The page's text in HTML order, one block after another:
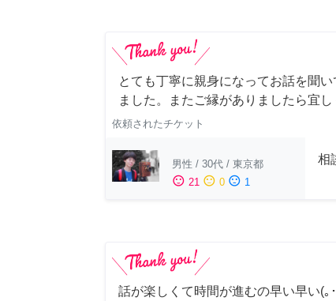
とても丁寧に親身になってお話を聞
ました。またご縁がありましたら宜し
依頼されたチケット
男性 / 30代 / 東京都
sentiment_satisfied 21 sentiment_neutral 0 sentiment_dissatisfied 1
相
話が楽しくて時間が進むの早い早い(｡